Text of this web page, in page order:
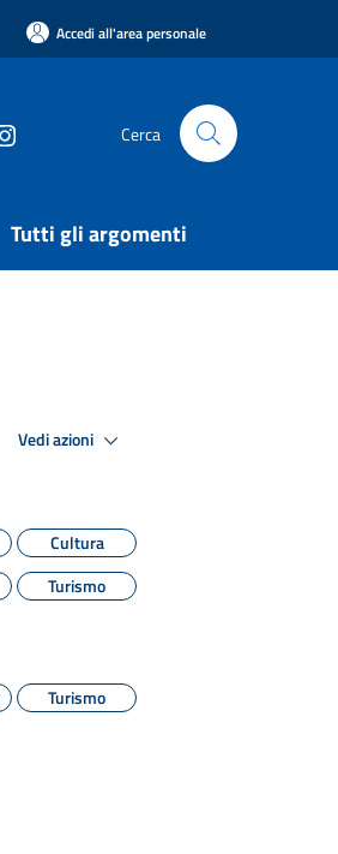
Accedi all'area personale
Cerca
Tutti gli argomenti
Vedi azioni
Cultura
Turismo
Turismo